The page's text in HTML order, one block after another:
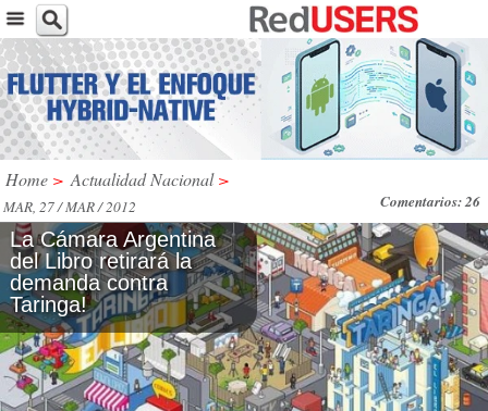
Home > Actualidad Nacional >
Comentarios: 26
MAR, 27 / MAR / 2012
La Cámara Argentina
del Libro retirará la
demanda contra
Taringa!